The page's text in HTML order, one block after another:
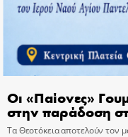
Οι «Παίονες»
στην παράδοση
Τα Θεοτόκεια αποτελούν τον